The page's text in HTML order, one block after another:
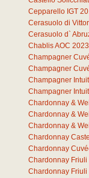
Cepparello IGT
Cerasuolo di
Cerasuolo d`
Chablis AOC 2023
Champagner
Champagner
Champagner
Champagner
Chardonnay &
Chardonnay &
Chardonnay &
Chardonnay
Chardonnay
Chardonnay
Chardonnay